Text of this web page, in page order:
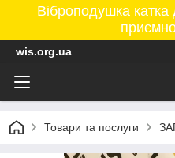
Віброподушка
wis.org.ua
Товари та послуги